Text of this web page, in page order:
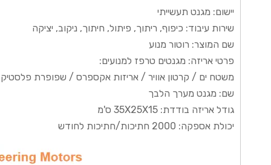
יישום: מגנט תעשייתי
שירות עיבוד: כיפוף, ריתוך, פיתול, חיתוך, ניקוב, יציקה
שם המוצר: רוטור מנוע
פרטי אריזה: מגנטים טרפז למנועים:
משטח ים / קרטון אוויר / אריזות אקספרס / שפופרת
שם: מגנט מערך הלבך
גודל אריזה בודדת: 35X25X15 ס'מ
יכולת אספקה: 2000 חתיכות/חתיכות לחודש